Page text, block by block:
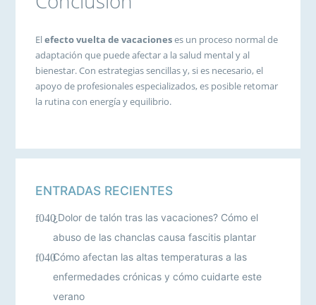
Elefecto vuelta de vacacioneses un proceso normal de
adaptación que puede afectar a la salud mental y al
bienestar. Con estrategias sencillas y, si es necesario, el
apoyo de profesionales especializados, es posible retomar
la rutina con energía y equilibrio.
ENTRADAS RECIENTES
¿Dolor de talón tras las vacaciones? Cómo el
abuso de las chanclas causa fascitis plantar
Cómo afectan las altas temperaturas a las
enfermedades crónicas y cómo cuidarte este
verano